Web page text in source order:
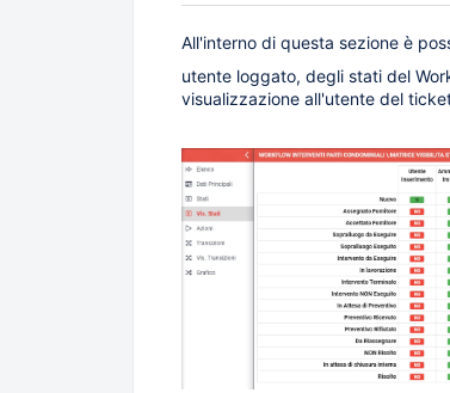
All'interno di questa sezione è
utente loggato, degli stati del
visualizzazione all'utente del